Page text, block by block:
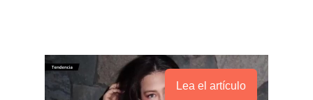
Lea el artículo